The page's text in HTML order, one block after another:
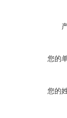
您的
您的